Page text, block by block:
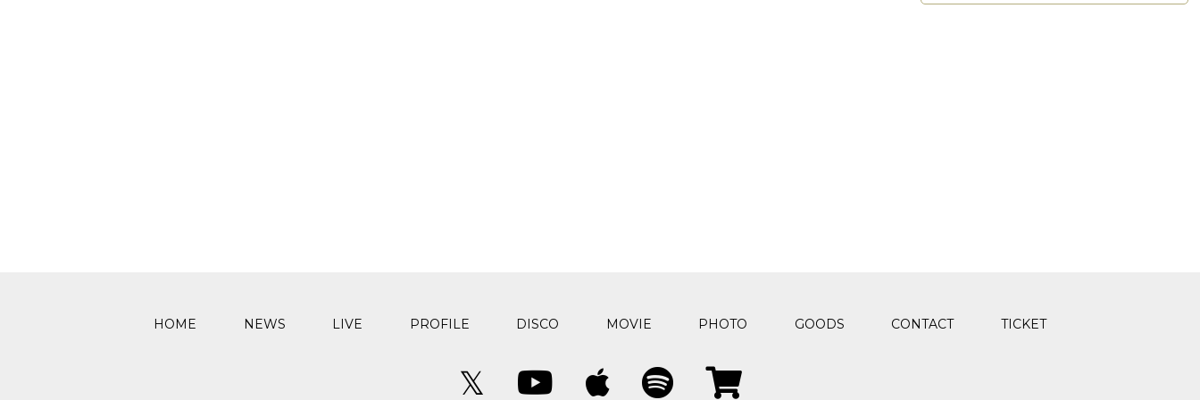
HOME NEWS LIVE PROFILE DISCO MOVIE PHOTO GOODS CONTACT TICKET
𝕏